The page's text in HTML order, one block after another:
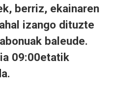
berriz, ekainaren
izango dituzte
baleude.
09:00etatik